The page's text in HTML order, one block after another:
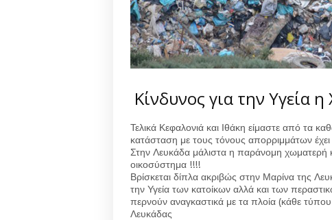
Κίνδυνος για την Υγεία
Τελικά Κεφαλονιά και Ιθάκη είμαστε από τα
κατάσταση με τους τόνους απορριμμάτων
Στην Λευκάδα μάλιστα η παράνομη χωματερή
οικοσύστημα !!!!
Βρίσκεται δίπλα ακριβώς στην Μαρίνα της
την Υγεία των κατοίκων αλλά και των
περνούν αναγκαστικά με τα πλοία (κάθε
Λευκάδας